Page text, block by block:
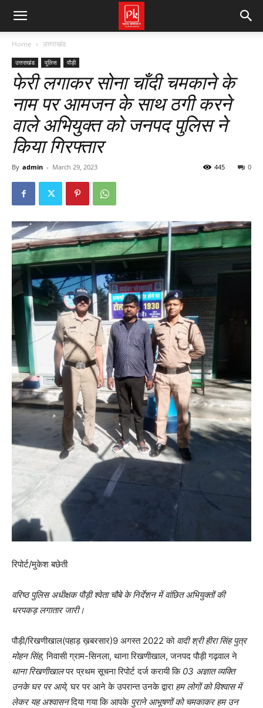
Home उत्तराखंड
उत्तराखंड पुलिस पौड़ी
फेरी लगाकर सोना चाँदी चमकाने के
नाम पर आमजन के साथ ठगी करने
वाले अभियुक्त को जनपद पुलिस ने
किया गिरफ्तार
By admin - March 29, 2023 0
445
रिपोर्ट/मुकेश बछेती
वरिष्ठ पुलिस अधीक्षक पौड़ी श्वेता चौबे के निर्देशन में वांछित अभियुक्तों की
धरपकड़ लगातार जारी।
पौड़ी/रिखणीखाल(पहाड़ ख़बरसार)9 अगस्त 2022 को वादी श्री हीरा सिंह पुत्र
मोहन सिंह, निवासी ग्राम-सिनला, थाना रिखणीखाल, जनपद पौड़ी गढ़वाल ने
थाना रिखणीखालपर प्रथम सूचना रिपोर्ट दर्ज करायी कि 03 अज्ञात व्यक्ति
उनके घर पर आये, घर पर आने के उपरान्त उनके द्वारा हम लोगों को विश्वास में
लेकर यह अश्वासनदिया गया कि आपके पुराने आभूषणों को चमकाकर हम उन